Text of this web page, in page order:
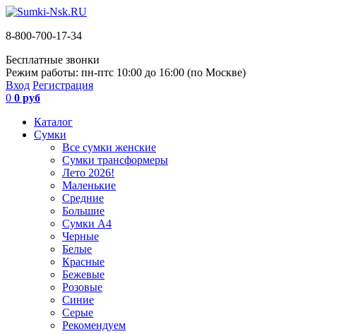
8-800-700-17-34
Бесплатные звонки
Режим работы: пн-птс 10:00 до 16:00 (по Москве)
Вход Регистрация
0 0 руб
Каталог
Сумки
Все сумки женские
Сумки трансформеры
Лето 2026!
Маленькие
Средние
Большие
Сумки А4
Черные
Белые
Красные
Бежевые
Розовые
Синие
Серые
Рекомендуем